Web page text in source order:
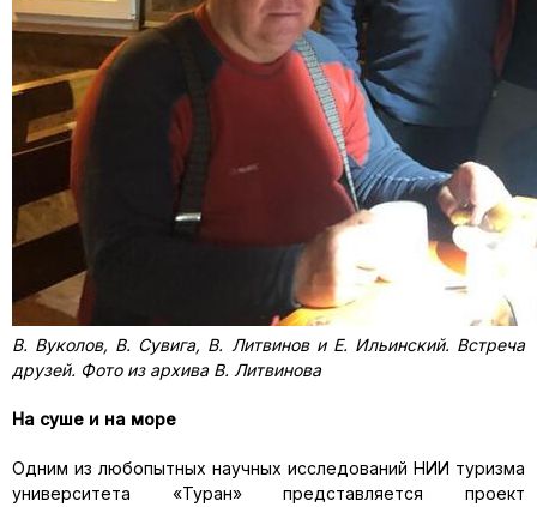
В. Вуколов, В. Сувига, В. Литвинов и Е. Ильинский. Встреча
друзей. Фото из архива В. Литвинова
На суше и на море
Одним из любопытных научных исследований НИИ туризма
университета «Туран» представляется проект